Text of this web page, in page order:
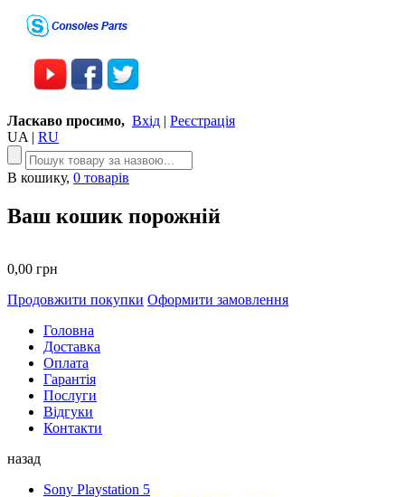
Ласкаво просимо, Вхід | Реєстрація
UA | RU
В кошику, 0 товарів
Ваш кошик порожній
0,00 грн
Продовжити покупки Оформити замовлення
Головна
Доставка
Оплата
Гарантія
Послуги
Відгуки
Контакти
назад
Sony Playstation 5